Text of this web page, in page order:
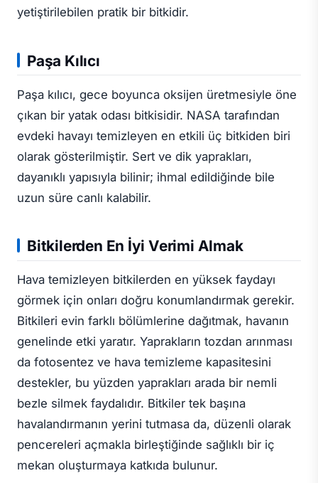
yetiştirilebilen pratik bir bitkidir.
Paşa Kılıcı
Paşa kılıcı, gece boyunca oksijen üretmesiyle öne
çıkan bir yatak odası bitkisidir. NASA tarafından
evdeki havayı temizleyen en etkili üç bitkiden biri
olarak gösterilmiştir. Sert ve dik yaprakları,
dayanıklı yapısıyla bilinir; ihmal edildiğinde bile
uzun süre canlı kalabilir.
Bitkilerden En İyi Verimi Almak
Hava temizleyen bitkilerden en yüksek faydayı
görmek için onları doğru konumlandırmak gerekir.
Bitkileri evin farklı bölümlerine dağıtmak, havanın
genelinde etki yaratır. Yaprakların tozdan arınması
da fotosentez ve hava temizleme kapasitesini
destekler, bu yüzden yaprakları arada bir nemli
bezle silmek faydalıdır. Bitkiler tek başına
havalandırmanın yerini tutmasa da, düzenli olarak
pencereleri açmakla birleştiğinde sağlıklı bir iç
mekan oluşturmaya katkıda bulunur.